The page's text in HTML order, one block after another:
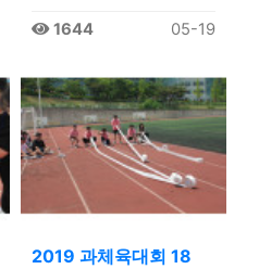
1644 05-19
2019 과체육대회 18